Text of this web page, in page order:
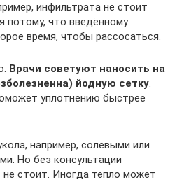
инфильтрата не стоит
потому, что введённому
время, чтобы рассосаться.
Врачи советуют наносить на
йодную сетку.
уплотнению быстрее
например, солевыми или
Но без консультации
не стоит. Иногда тепло может